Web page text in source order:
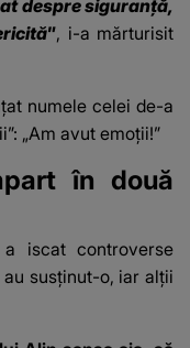
despre siguranță,
, i-a mărturisit
numele celei de-a
„Am avut emoții!”
în două
iscat controverse
susținut-o, iar alții